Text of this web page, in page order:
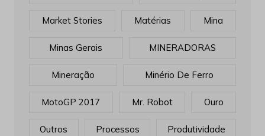
Market Stories Matérias Mina
Minas Gerais MINERADORAS
Mineração Minério De Ferro
MotoGP 2017 Mr. Robot Ouro
Outros Processos Produtividade